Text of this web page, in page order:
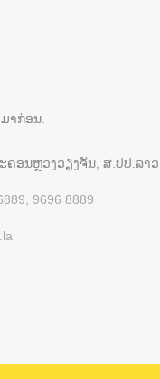
າກ່ອນ.
ຄອນຫຼວງວຽງຈັນ, ສ.ປປ.ລາວ
9696 8889